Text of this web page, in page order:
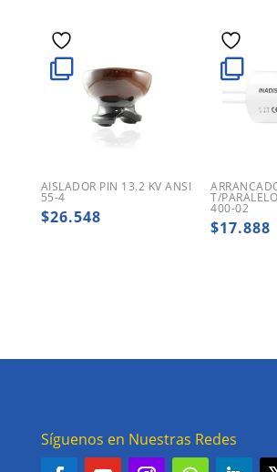
AISLADOR PIN 13.2 KV ANSI
55-4
$26.548
T/
400-02
$17.888
Síguenos en Nuestras Redes